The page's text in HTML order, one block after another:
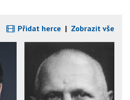
Přidat herce | Zobrazit vše